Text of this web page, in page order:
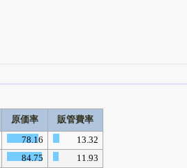
原価率 販管費率
78.16
13.32
84.75
11.93